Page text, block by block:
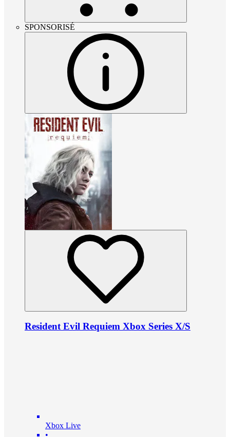
SPONSORISÉ
Resident Evil Requiem Xbox Series X/S
Xbox Live
•